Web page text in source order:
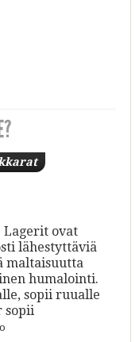
Lagerit ovat
lähestyttäviä
maltaisuutta
humalointi.
sopii ruualle
sopii